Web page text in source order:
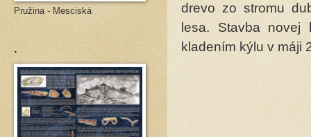
drevo zo stromu
lesa. Stavba
kladením kýlu v máji
Pružina - Mesciská
.